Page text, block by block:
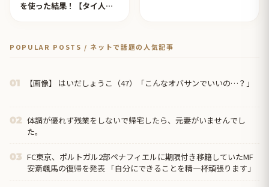
を使った結果！【タイ人の
POPULAR POSTS / ネットで話題の人気記事
01 【画像】 はいだしょうこ（47）「こんなオバサンでいいの…？」
02 体調が優れず残業をしないで帰宅したら、元妻がいませんでし
た。
03 FC東京、ポルトガル2部ペナフィエルに期限付き移籍していたMF
安斎颯馬の復帰を発表 「自分にできることを精一杯頑張ります」